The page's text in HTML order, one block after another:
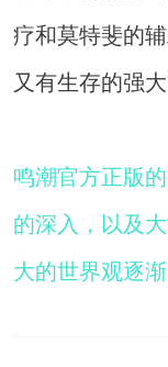
疗和莫特斐的
又有生存的强大
鸣潮官方正版
的深入，以及
大的世界观逐